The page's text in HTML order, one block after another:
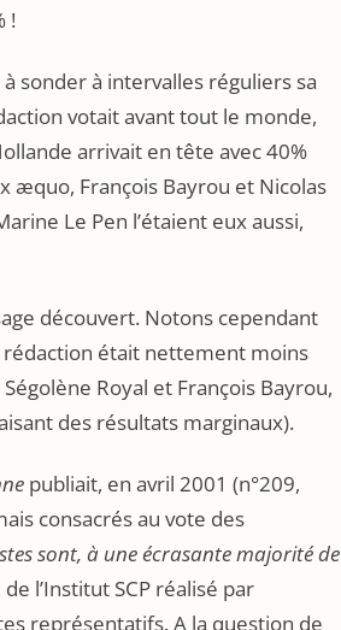
!
sonder à intervalles réguliers sa
votait avant tout le monde,
arrivait en tête avec 40%
æquo, François Bayrou et Nicolas
Le Pen l’étaient eux aussi,
découvert. Notons cependant
rédaction était nettement moins
Royal et François Bayrou,
des résultats marginaux).
publiait, en avril 2001 (n°209,
consacrés au vote des
sont, à une écrasante majorité de
l’Institut SCP réalisé par
représentatifs. A la question de